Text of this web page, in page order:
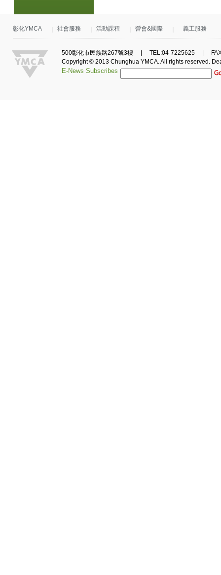
彰化YMCA 社會服務 活動課程 營會&國際 義工服務
500彰化市民族路267號3樓 | TEL:04-7225625 |
Copyright © 2013 Chunghua YMCA. All rights reserved.
E-News Subscribes